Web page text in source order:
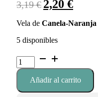
3,19€ El
precio
original
era:
3,19 €.
2,20 €El
precio
actual
Vela de Canela-Naranja
5 disponibles
Vela
aromática
Canela
Naranja
cantidad
Añadir al carrito